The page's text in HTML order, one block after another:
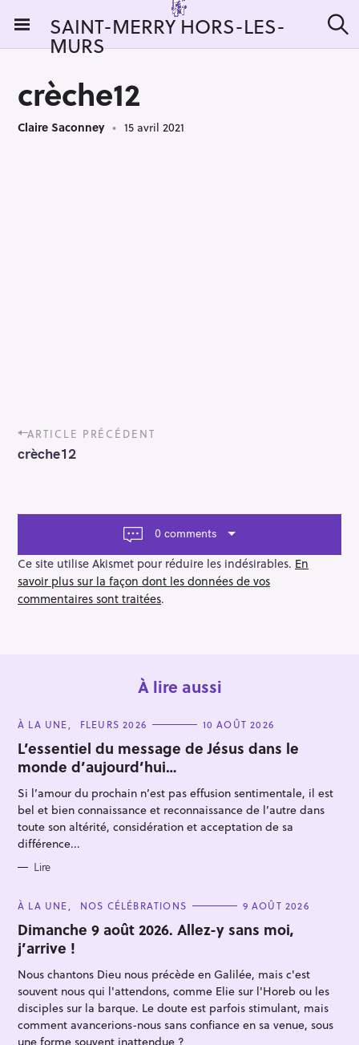
i
SAINT-MERRY HORS-LES-
MURS e
crèche12
Claire Saconney 15 avril 2021
P
s
a
g
a
t
i
ARTICLE PRÉCÉDENT
crèche12
0 comments
Ce site utilise Akismet pour réduire les indésirables. En
savoir plus sur la façon dont les données de vos
commentaires sont traitées.
À lire aussi
C
T
E
G
O
R
I
E
S
À LA UNE FLEURS 2026 10 AOÛT 2026
L’essentiel du message de Jésus dans le
monde d’aujourd’hui…
Si l’amour du prochain n’est pas effusion sentimentale, il est
bel et bien connaissance et reconnaissance de l’autre dans
toute son altérité, considération et acceptation de sa
différence...
Lire
C
T
E
G
O
R
I
E
S
À LA UNE NOS CÉLÉBRATIONS 9 AOÛT 2026
Dimanche 9 août 2026. Allez-y sans moi,
j’arrive !
Nous chantons Dieu nous précède en Galilée, mais c'est
souvent nous qui l'attendons, comme Elie sur l'Horeb ou les
disciples sur la barque. Le doute est parfois stimulant, mais
comment avancerions-nous sans confiance en sa venue, sous
R
c
h
e
c
h
e